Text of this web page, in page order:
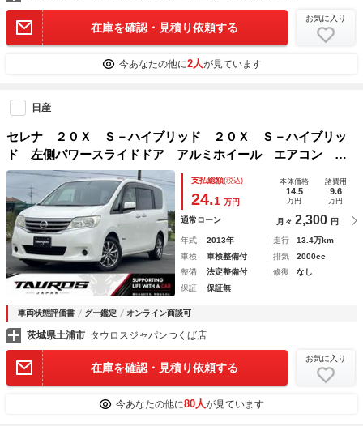
在庫を確認・見積り依頼する
お気に入り
今あなたの他に2人が見ています
日産
セレナ ２０Ｘ Ｓ－ハイブリッド ２０Ｘ Ｓ－ハイブリッ
ド 左側パワースライドドア アルミホイール エアコン Ｅ
ＴＣ スマートキープッシュスタート パワステ パワーウイ
ンドウ ホワイトパール
支払総額(税込)
24.1 万円
本体価格
14.5
万円
諸費用
9.6
万円
通常ローン 月々 2,300 円
年式 2013年 走行
13.4万km
車検
車検整備付 排気
2000cc
整備
法定整備付 修復
なし
保証
保証無
車両状態評価書 グー鑑定 オンライン商談可
茨城県土浦市 タウロスジャパンつくば店
在庫を確認・見積り依頼する
お気に入り
今あなたの他に80人が見ています